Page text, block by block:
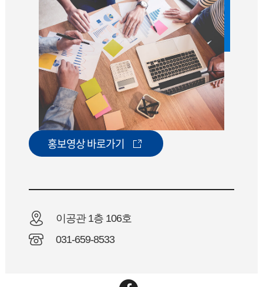
홍보영상 바로가기
이공관 1층 106호
031-659-8533